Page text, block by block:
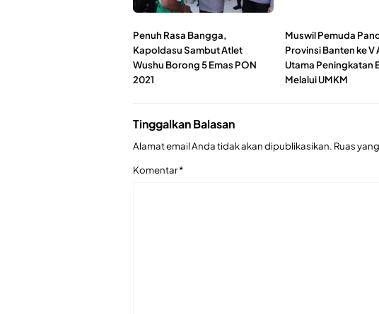
Penuh Rasa Bangga,
Kapoldasu Sambut Atlet
Wushu Borong 5 Emas PON
2021
Muswil Pemuda
Provinsi Banten ke V
Utama Peningkatan
Melalui UMKM
Tinggalkan Balasan
Alamat email Anda tidak akan dipublikasikan. Ruas
Komentar*